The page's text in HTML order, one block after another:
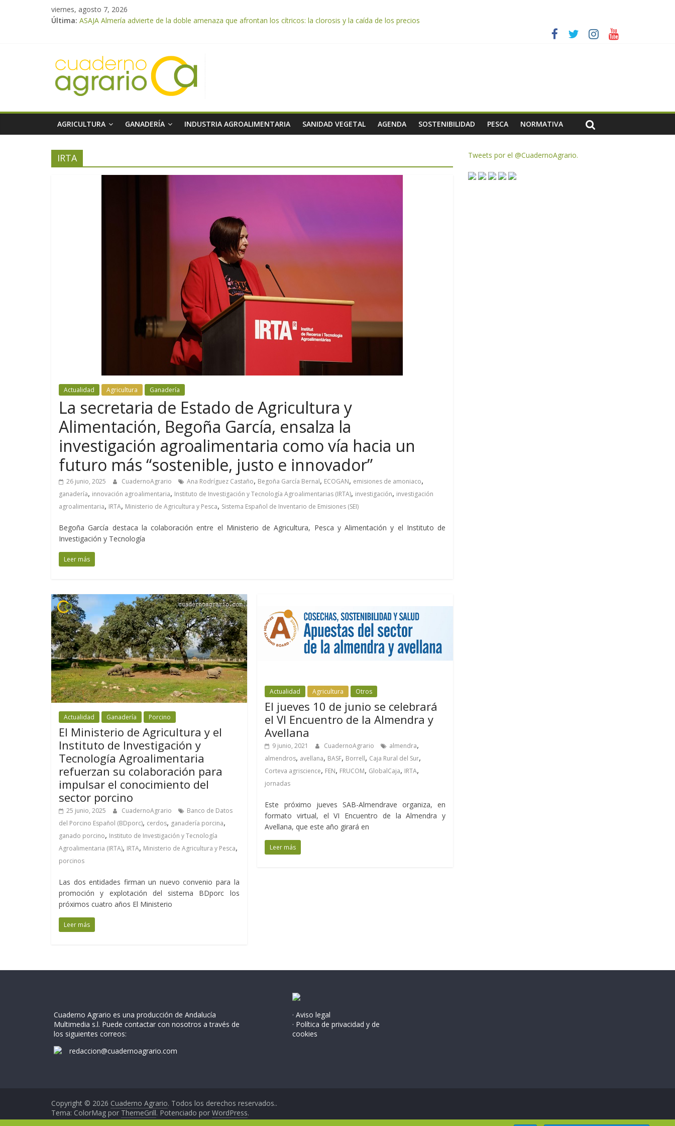
viernes, agosto 7, 2026
Última: ASAJA Almería advierte de la doble amenaza que afrontan los cítricos: la clorosis y la caída de los precios
ASAJA Almería: las primeras recolecciones de almendra confirman una cosecha desigual marcada por las inclemencias meteorológicas y la incertidumbre en los precios
VÍDEO: Promoción y difusión de los valores de los alimentos de origen cooperativo en escuelas de hostelería
Cooperativas Agro-alimentarias de Andalucía celebra la activación del mecanismo de regulación de oferta de aceite de oliva para la próxima campaña
AGRICULTURA GANADERÍA INDUSTRIA AGROALIMENTARIA SANIDAD VEGETAL AGENDA SOSTENIBILIDAD PESCA NORMATIVA
IRTA
Actualidad Agricultura Ganadería
La secretaria de Estado de Agricultura y
Alimentación, Begoña García, ensalza la
investigación agroalimentaria como vía hacia un
futuro más “sostenible, justo e innovador”
26 junio, 2025 CuadernoAgrario Ana Rodríguez Castaño, Begoña García Bernal, ECOGAN, emisiones de amoniaco,
ganadería, innovación agroalimentaria, Instituto de Investigación y Tecnología Agroalimentarias (IRTA), investigación, investigación
agroalimentaria, IRTA, Ministerio de Agricultura y Pesca, Sistema Español de Inventario de Emisiones (SEI)
Begoña García destaca la colaboración entre el Ministerio de Agricultura, Pesca y Alimentación y el Instituto de
Investigación y Tecnología
Leer más
Actualidad Ganadería Porcino
El Ministerio de Agricultura y el
Instituto de Investigación y
Tecnología Agroalimentaria
refuerzan su colaboración para
impulsar el conocimiento del
sector porcino
25 junio, 2025 CuadernoAgrario
Banco de Datos
del Porcino Español (BDporc), cerdos, ganadería porcina,
ganado porcino, Instituto de Investigación y Tecnología
Agroalimentaria (IRTA), IRTA, Ministerio de Agricultura y Pesca,
porcinos
Las dos entidades firman un nuevo convenio para la
promoción y explotación del sistema BDporc los
próximos cuatro años El Ministerio
Leer más
Actualidad Agricultura Otros
El jueves 10 de junio se celebrará
el VI Encuentro de la Almendra y
Avellana
9 junio, 2021 CuadernoAgrario almendra,
almendros, avellana, BASF, Borrell, Caja Rural del Sur,
Corteva agriscience, FEN, FRUCOM, GlobalCaja, IRTA,
jornadas
Este próximo jueves SAB-Almendrave organiza, en
formato virtual, el VI Encuentro de la Almendra y
Avellana, que este año girará en
Leer más
Tweets por el @CuadernoAgrario.
Cuaderno Agrario es una producción de Andalucía
Multimedia s.l. Puede contactar con nosotros a través de
los siguientes correos:
redaccion@cuadernoagrario.com
· Aviso legal
· Política de privacidad y de
cookies
Copyright © 2026 Cuaderno Agrario. Todos los derechos reservados..
Tema: ColorMag por ThemeGrill. Potenciado por WordPress.